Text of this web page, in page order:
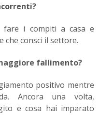
?
i compiti a casa e
consci il settore.
fallimento?
positivo mentre
Ancora una volta,
e cosa hai imparato